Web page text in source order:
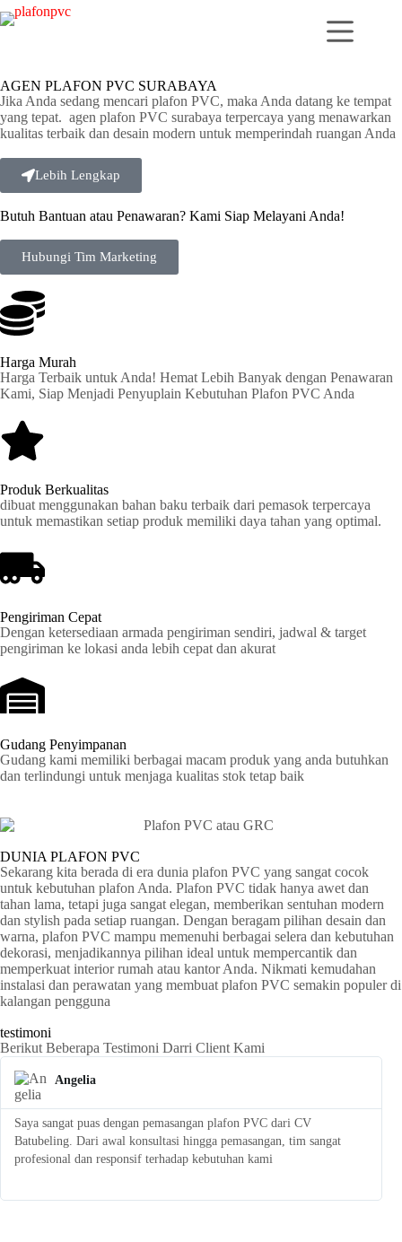
AGEN PLAFON PVC SURABAYA
Jika Anda sedang mencari plafon PVC, maka Anda datang ke tempat
yang tepat. agen plafon PVC surabaya terpercaya yang menawarkan
kualitas terbaik dan desain modern untuk memperindah ruangan Anda
Lebih Lengkap
Butuh Bantuan atau Penawaran? Kami Siap Melayani Anda!
Hubungi Tim Marketing
Harga Murah
Harga Terbaik untuk Anda! Hemat Lebih Banyak dengan Penawaran
Kami, Siap Menjadi Penyuplain Kebutuhan Plafon PVC Anda
Produk Berkualitas
dibuat menggunakan bahan baku terbaik dari pemasok terpercaya
untuk memastikan setiap produk memiliki daya tahan yang optimal.
Pengiriman Cepat
Dengan ketersediaan armada pengiriman sendiri, jadwal & target
pengiriman ke lokasi anda lebih cepat dan akurat
Gudang Penyimpanan
Gudang kami memiliki berbagai macam produk yang anda butuhkan
dan terlindungi untuk menjaga kualitas stok tetap baik
DUNIA PLAFON PVC
Sekarang kita berada di era dunia plafon PVC yang sangat cocok
untuk kebutuhan plafon Anda. Plafon PVC tidak hanya awet dan
tahan lama, tetapi juga sangat elegan, memberikan sentuhan modern
dan stylish pada setiap ruangan. Dengan beragam pilihan desain dan
warna, plafon PVC mampu memenuhi berbagai selera dan kebutuhan
dekorasi, menjadikannya pilihan ideal untuk mempercantik dan
memperkuat interior rumah atau kantor Anda. Nikmati kemudahan
instalasi dan perawatan yang membuat plafon PVC semakin populer di
kalangan pengguna
testimoni
Berikut Beberapa Testimoni Darri Client Kami
Angelia
Saya sangat puas dengan pemasangan plafon PVC dari CV
Batubeling. Dari awal konsultasi hingga pemasangan, tim sangat
profesional dan responsif terhadap kebutuhan kami